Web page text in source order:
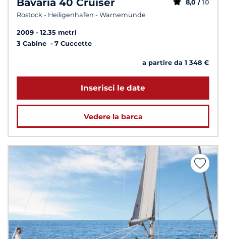
Bavaria 40 Cruiser
Rostock - Heiligenhafen - Warnemünde
8,0 / 10
2009
12.35 metri
3 Cabine
7 Cuccette
a partire da 1 348 €
Inserisci le date
Vedere la barca